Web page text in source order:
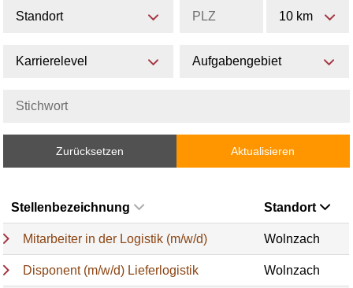
Standort 10 km
Karrierelevel Aufgabengebiet
Zurücksetzen Aktualisieren
Stellenbezeichnung Standort
Mitarbeiter in der Logistik (m/w/d) Wolnzach
Disponent (m/w/d) Lieferlogistik Wolnzach